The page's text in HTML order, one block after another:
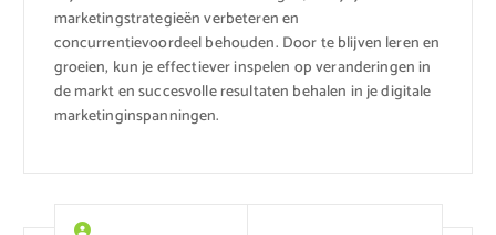
marketingstrategieën verbeteren en
concurrentievoordeel behouden. Door te blijven leren en
groeien, kun je effectiever inspelen op veranderingen in
de markt en succesvolle resultaten behalen in je digitale
marketinginspanningen.